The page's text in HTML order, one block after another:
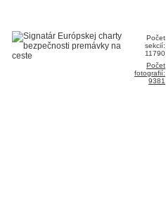
Počet
sekcií:
11790
Počet
fotografií:
9381